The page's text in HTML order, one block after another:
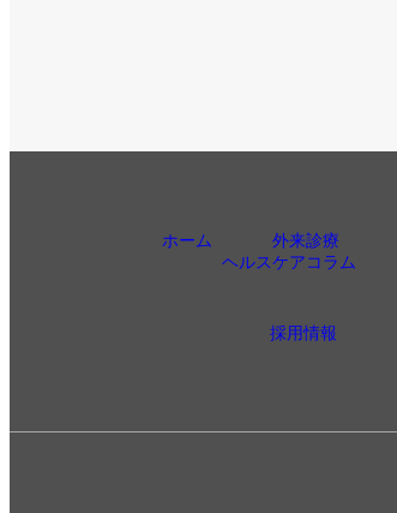
ホーム 外来診療
ヘルスケアコラム
採用情報